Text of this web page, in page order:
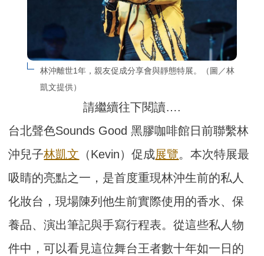
林沖離世1年，親友促成分享會與靜態特展。（圖／林
凱文提供）
請繼續往下閱讀….
台北聲色Sounds Good 黑膠咖啡館日前聯繫林
沖兒子林凱文 （Kevin）促成展覽。本次特展最
吸睛的亮點之一，是首度重現林沖生前的私人
化妝台，現場陳列他生前實際使用的香水、保
養品、演出筆記與手寫行程表。從這些私人物
件中，可以看見這位舞台王者數十年如一日的